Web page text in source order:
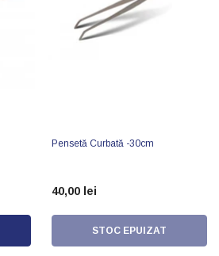
Pensetă Curbată -30cm
40,00 lei
STOC EPUIZAT